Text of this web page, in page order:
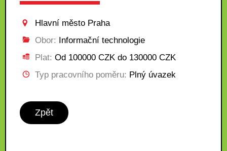
Hlavní město Praha
Obor: Informační technologie
Plat: Od 100000 CZK do 130000 CZK
Typ pracovního poměru: Plný úvazek
Zpět